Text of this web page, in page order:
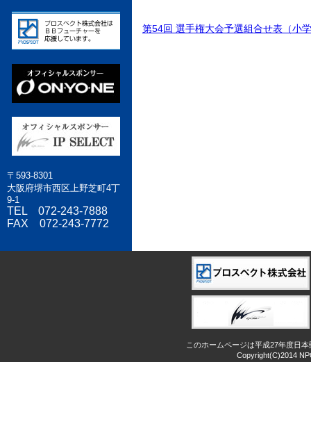
第54回 選手権大会予選組合せ表（小
〒593-8301
大阪府堺市西区上野芝町4丁
9-1
TEL 072-243-7888
FAX 072-243-7772
このホームページは平成27年度日
Copyright(C)2014